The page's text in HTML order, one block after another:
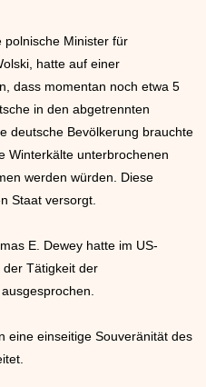
polnische Minister für
hatte auf einer
dass momentan noch etwa 5
in den abgetrennten
deutsche Bevölkerung brauchte
Winterkälte unterbrochenen
werden würden. Diese
Staat versorgt.
E. Dewey hatte im US-
der Tätigkeit der
eine einseitige Souveränität des